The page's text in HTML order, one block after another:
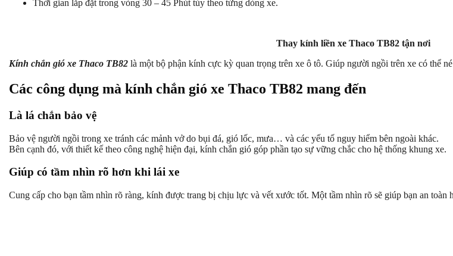
Thời gian lắp đặt trong vòng 30 – 45 Phút tùy theo từng dòng xe.
Thay kính liền xe Thaco TB82 tận nơi
Kính chắn gió xe Thaco TB82 là một bộ phận kính cực kỳ quan trọng trên xe ô tô. Giúp người ngồi trên xe có thể
Các công dụng mà kính chắn gió xe Thaco TB82 mang đến
Là lá chắn bảo vệ
Bảo vệ người ngồi trong xe tránh các mảnh vở do bụi đá, gió lốc, mưa… và các yếu tố nguy hiểm bên ngoài khác.
Bên cạnh đó, với thiết kế theo công nghệ hiện đại, kính chắn gió góp phần tạo sự vững chắc cho hệ thống khung xe.
Giúp có tầm nhìn rõ hơn khi lái xe
Cung cấp cho bạn tầm nhìn rõ ràng, kính được trang bị chịu lực và vết xước tốt. Một tầm nhìn rõ sẽ giúp bạn an toàn